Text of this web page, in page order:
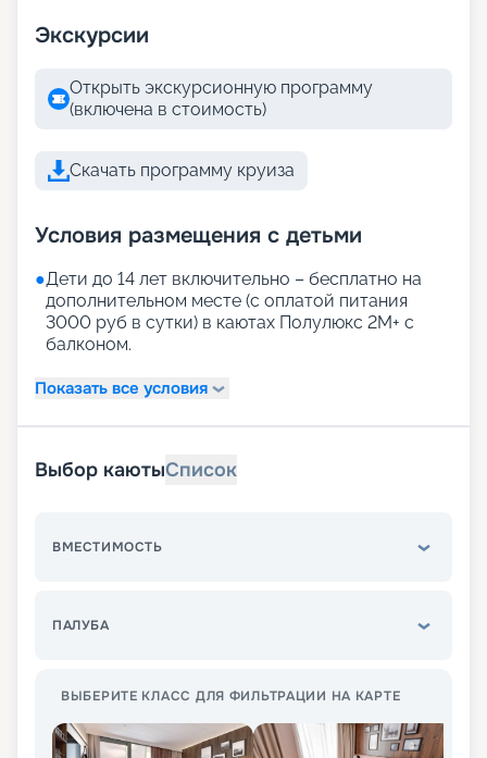
Экскурсии
Открыть экскурсионную программу
(включена в стоимость)
Скачать программу круиза
Условия размещения с детьми
●Дети до 14 лет включительно – бесплатно на
дополнительном месте (с оплатой питания
3000 руб в сутки) в каютах Полулюкс 2М+ с
балконом.
Показать все условия
Выбор каютыСписок
ВМЕСТИМОСТЬ
ПАЛУБА
ВЫБЕРИТЕ КЛАСС ДЛЯ ФИЛЬТРАЦИИ НА КАРТЕ